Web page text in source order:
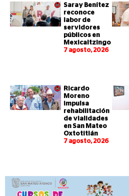
Saray Benítez
reconoce
labor de
servidores
públicos en
Mexicaltzingo
7 agosto, 2026
Ricardo
Moreno
impulsa
rehabilitación
de vialidades
en San Mateo
Oxtotitlán
7 agosto, 2026